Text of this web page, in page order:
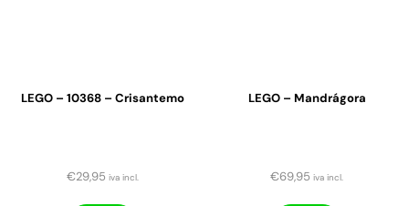
LEGO – 10368 – Crisantemo
€29,95 iva incl.
LEGO – Mandrágora
€69,95 iva incl.